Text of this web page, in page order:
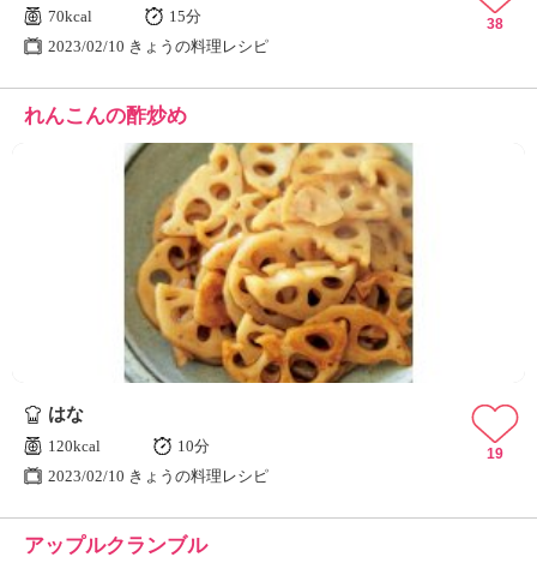
70kcal
15分
2023/02/10 きょうの料理レシピ
38
れんこんの酢炒め
はな
120kcal
10分
2023/02/10 きょうの料理レシピ
19
アップルクランブル